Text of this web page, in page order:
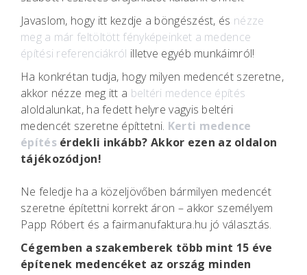
Javaslom, hogy itt kezdje a böngészést, és nézze
meg a már feltöltött fényképeinket a medence
építési referenciákról illetve egyéb munkáimról!
Ha konkrétan tudja, hogy milyen medencét szeretne,
akkor nézze meg itt a beltéri medence építés
aloldalunkat, ha fedett helyre vagyis beltéri
medencét szeretne építtetni. Kerti medence
építésérdekli inkább? Akkor ezen az oldalon
tájékozódjon!
Ne feledje ha a közeljövőben bármilyen medencét
szeretne építettni korrekt áron – akkor személyem
Papp Róbert és a fairmanufaktura.hu jó választás.
Cégemben a szakemberek több mint 15 éve
építenek medencéket az ország minden